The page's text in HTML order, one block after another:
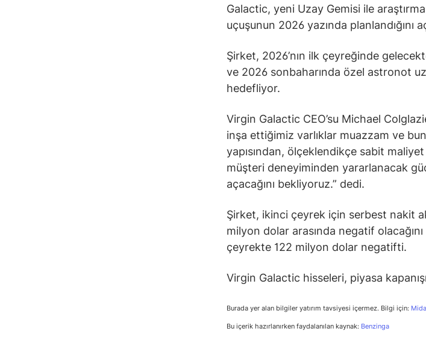
Galactic, yeni Uzay Gemisi ile
uçuşunun 2026 yazında planlandığını
Şirket, 2026’nın ilk çeyreğinde
ve 2026 sonbaharında özel astronot
hedefliyor.
Virgin Galactic CEO’su Michael
inşa ettiğimiz varlıklar muazzam ve
yapısından, ölçeklendikçe sabit
müşteri deneyiminden yararlanacak
açacağını bekliyoruz.” dedi.
Şirket, ikinci çeyrek için serbest nakit
milyon dolar arasında negatif
çeyrekte 122 milyon dolar negatifti.
Virgin Galactic hisseleri, piyasa
Burada yer alan bilgiler yatırım tavsiyesi içermez. Bilgi için:
Bu içerik hazırlanırken faydalanılan kaynak: Benzinga